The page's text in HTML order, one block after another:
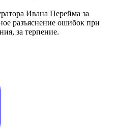
Ивана Перейма за
разъяснение ошибок при
за терпение.